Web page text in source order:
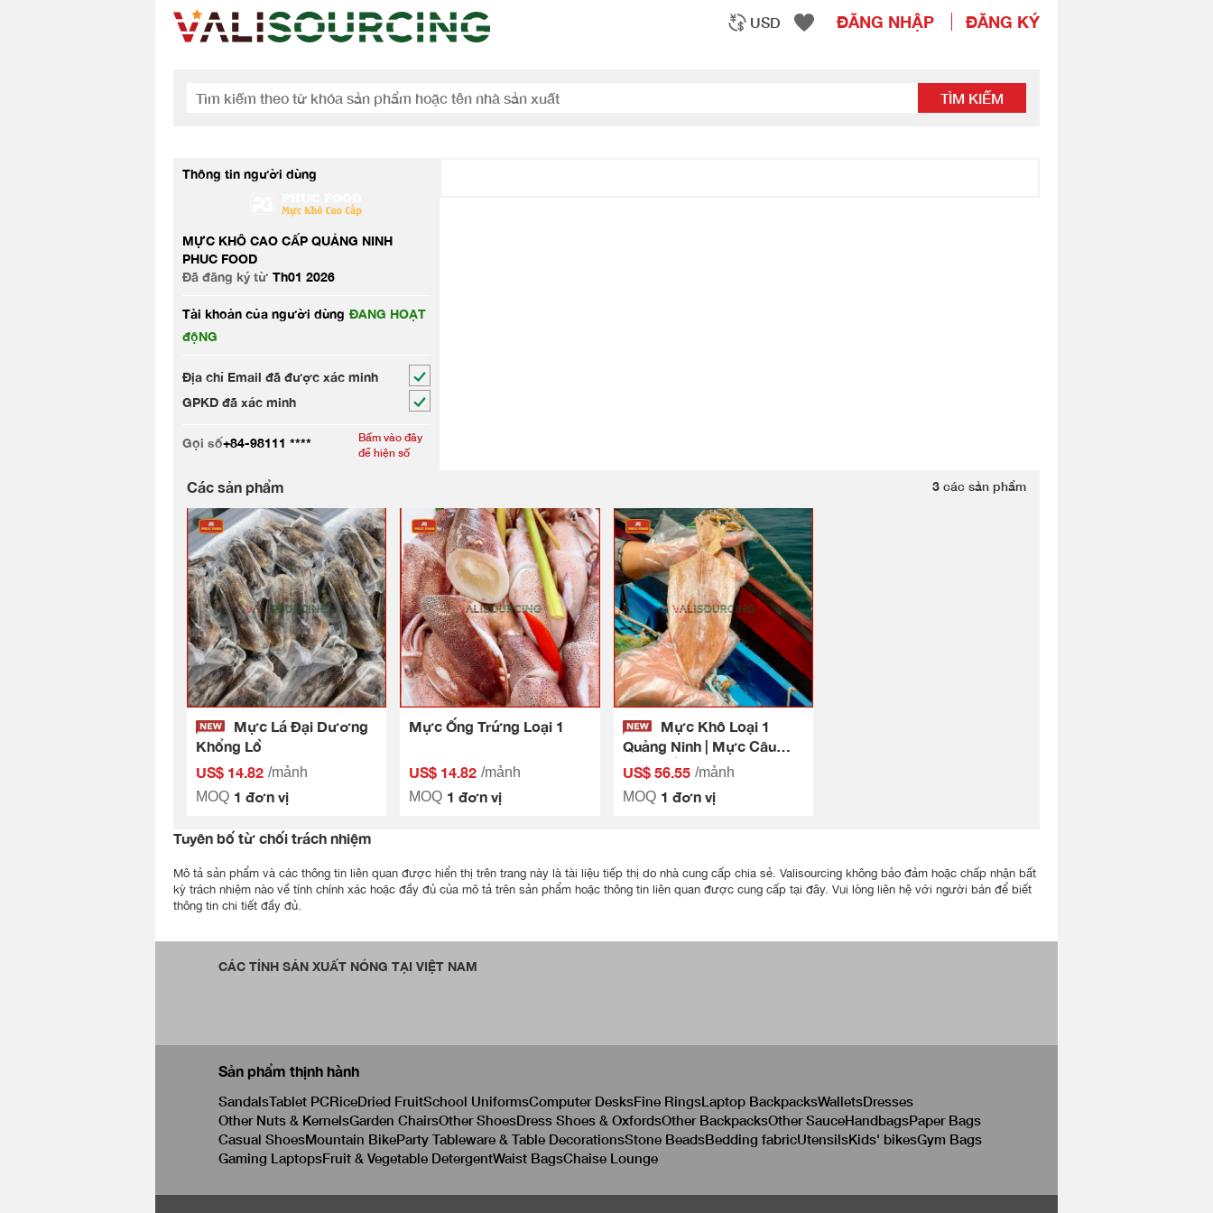
USD ĐĂNG NHẬP ĐĂNG KÝ
TÌM KIẾM
Thông tin người dùng
MỰC KHÔ CAO CẤP QUẢNG NINH
PHUC FOOD
Đã đăng ký từ Th01 2026
Tài khoản của người dùng ĐANG HOẠT
độNG
Địa chỉ Email đã được xác minh
GPKD đã xác minh
Gọi số+84-98111 ****
Bấm vào đây
để hiện số
Các sản phẩm 3 các sản phẩm
Mực Lá Đại Dương
Khổng Lồ
US$ 14.82 /mảnh
MOQ 1 đơn vị
Mực Ống Trứng Loại 1
US$ 14.82 /mảnh
MOQ 1 đơn vị
Mực Khô Loại 1
Quảng Ninh | Mực Câu
Phơi Nắng Tự Nhiên Xuất
US$ 56.55 /mảnh
MOQ 1 đơn vị
Tuyên bố từ chối trách nhiệm
Mô tả sản phẩm và các thông tin liên quan được hiển thị trên trang này là tài liệu tiếp thị do nhà cung cấp chia sẻ. Valisourcing không bảo đảm hoặc chấp nhận bất
kỳ trách nhiệm nào về tính chính xác hoặc đầy đủ của mô tả trên sản phẩm hoặc thông tin liên quan được cung cấp tại đây. Vui lòng liên hệ với người bán để biết
thông tin chi tiết đầy đủ.
CÁC TỈNH SẢN XUẤT NÓNG TẠI VIỆT NAM
Sản phẩm thịnh hành
SandalsTablet PCRiceDried FruitSchool UniformsComputer DesksFine RingsLaptop BackpacksWalletsDresses
Other Nuts & KernelsGarden ChairsOther ShoesDress Shoes & OxfordsOther BackpacksOther SauceHandbagsPaper Bags
Casual ShoesMountain BikeParty Tableware & Table DecorationsStone BeadsBedding fabricUtensilsKids' bikesGym Bags
Gaming LaptopsFruit & Vegetable DetergentWaist BagsChaise Lounge